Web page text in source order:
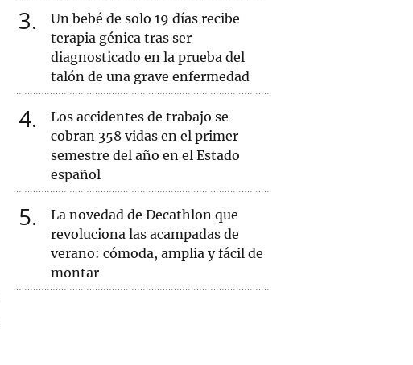
3
Un bebé de solo 19 días recibe
terapia génica tras ser
diagnosticado en la prueba del
talón de una grave enfermedad
4
Los accidentes de trabajo se
cobran 358 vidas en el primer
semestre del año en el Estado
español
5
La novedad de Decathlon que
revoluciona las acampadas de
verano: cómoda, amplia y fácil de
montar